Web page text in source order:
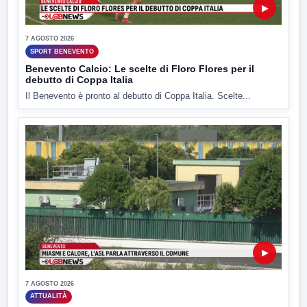
▶
7 AGOSTO 2026
SPORT BENEVENTO
Benevento Calcio: Le scelte di Floro Flores per il
debutto di Coppa Italia
Il Benevento è pronto al debutto di Coppa Italia. Scelte...
▶
7 AGOSTO 2026
ATTUALITÀ